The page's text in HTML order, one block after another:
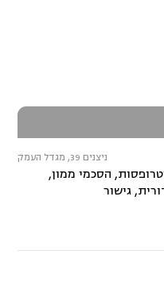
ניצנים 39, מגדל העמק
הסכמי ממון,
גישור